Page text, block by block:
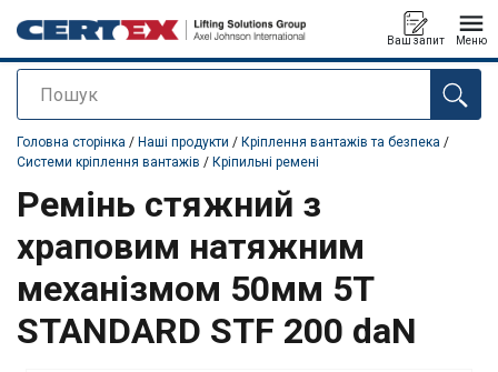
Пошук
Ваш запит Меню
added to your quote
Головна сторінка / Наші продукти / Кріплення вантажів та безпека /
Системи кріплення вантажів / Кріпильні ремені
Ремінь стяжний з
храповим натяжним
механізмом 50мм 5T
STANDARD STF 200 daN